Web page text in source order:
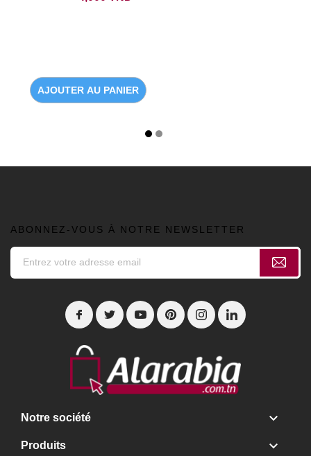
AJOUTER AU PANIER
ABONNEZ-VOUS À NOTRE NEWSLETTER
Notre société 
Produits 